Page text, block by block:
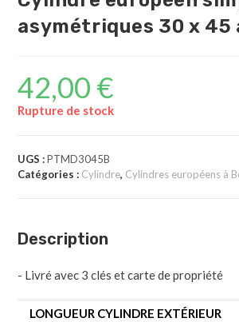
asymétriques 30 x 45
42,00 €
Rupture de stock
UGS :PTMD3045B
Catégories : Cylindre, Cylindres européens à
Description
- Livré avec 3 clés et carte de propriété
LONGUEUR CYLINDRE EXTÉRIEUR